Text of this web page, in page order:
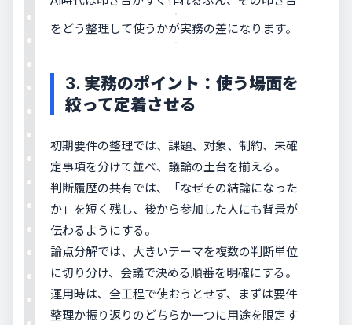
をどう整理して使うかが実務の差になります。
3. 実務のポイント：使う場面を
絞って定着させる
初期要件の整理では、課題、対象、制約、未確
定事項を分けて並べ、議論の土台を揃える。
判断履歴の共有では、「なぜその結論になった
か」を短く残し、後から参加した人にも背景が
伝わるようにする。
論点分解では、大きいテーマを複数の判断単位
に切り分け、会議で決める順番を明確にする。
運用時は、全工程で使おうとせず、まずは要件
整理か振り返りのどちらか一つに用途を限定す